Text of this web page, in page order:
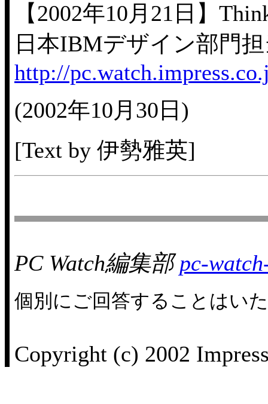
【2002年10月21日】
日本IBMデザイン部門
http://
(2002年10月30日)
[Text by 伊勢雅英]
PC Watch編集部pc-
個別にご回答することはい
Copyright (c) 2002